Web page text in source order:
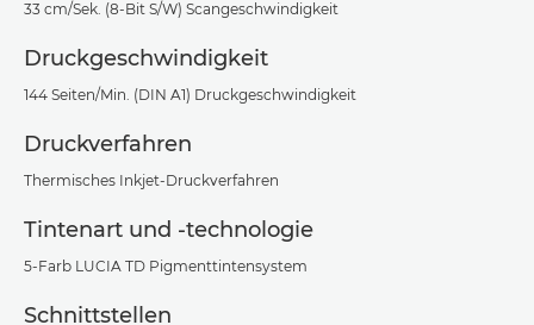
33 cm/Sek. (8-Bit S/W) Scangeschwindigkeit
Druckgeschwindigkeit
144 Seiten/Min. (DIN A1) Druckgeschwindigkeit
Druckverfahren
Thermisches Inkjet-Druckverfahren
Tintenart und -technologie
5-Farb LUCIA TD Pigmenttintensystem
Schnittstellen